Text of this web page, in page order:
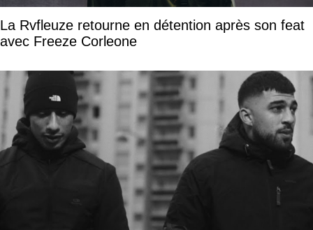
La Rvfleuze retourne en détention après son feat
avec Freeze Corleone